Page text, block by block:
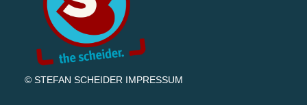
© STEFAN SCHEIDER IMPRESSUM